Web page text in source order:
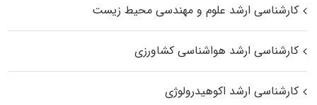
کارشناسی ارشد علوم و مهندسی محیط زیست
کارشناسی ارشد هواشناسی کشاورزی
کارشناسی ارشد اکوهیدرولوژی